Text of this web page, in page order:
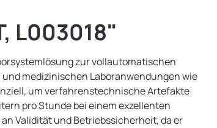
L003018"
zur vollautomatischen
medizinischen Laboranwendungen wie
um verfahrenstechnische Artefakte
pro Stunde bei einem exzellenten
Validität und Betriebssicherheit, da er